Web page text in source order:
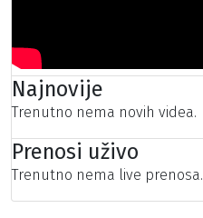
Najnovije
Trenutno nema novih videa.
Prenosi uživo
Trenutno nema live prenosa.